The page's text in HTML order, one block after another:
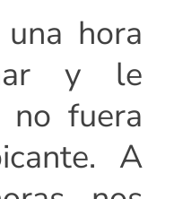
hora
y le
no fuera
A